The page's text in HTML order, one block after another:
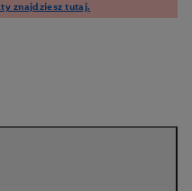
znajdziesz tutaj.